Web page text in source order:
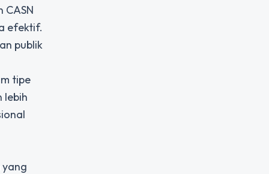
CASN
efektif.
publik
tipe
lebih